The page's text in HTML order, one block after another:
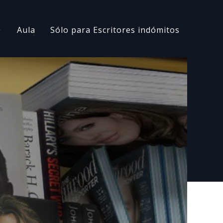
Aula Sólo para Escritores indómitos